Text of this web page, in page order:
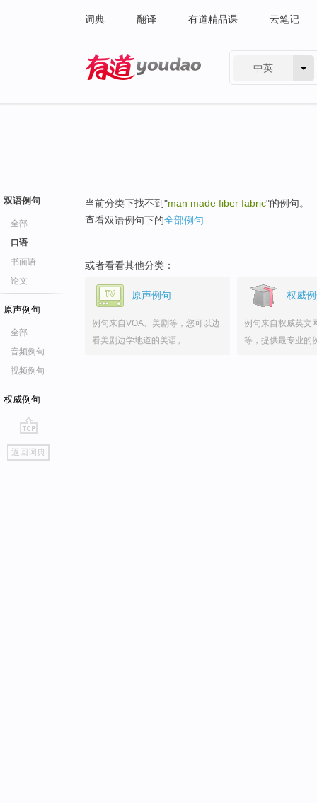
词典 翻译 有道精品课 云笔记
中英
双语例句
全部
口语
书面语
论文
原声例句
全部
音频例句
视频例句
权威例句
go
top
返回词典
当前分类下找不到"man made fiber fabric"的例句。
查看双语例句下的全部例句
或者看看其他分类：
原声例句
例句来自VOA、美剧等，您可以边
看美剧边学地道的美语。
权威
例句来自权威英文
等，提供最专业的